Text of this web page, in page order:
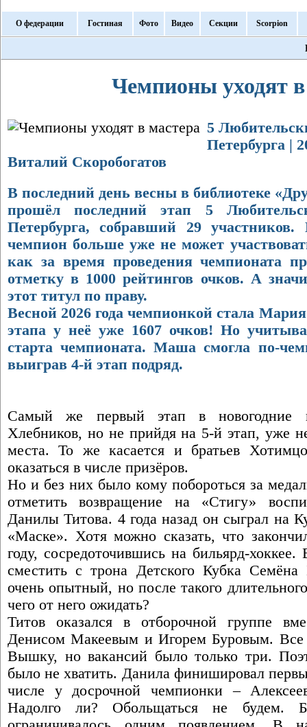
О федерации Гостиная Фото Видео Секции Scorpion
Чемпионы уходят
5
Петербурга |
Виталий Скоробогатов
В последний день весны в библиотеке
прошёл последний этап 5
Петербурга, собравший 29
чемпион больше уже не может
как за время проведения чемпионата
отметку в 1000 рейтингов очков. А
этот титул по праву.
Весной 2026 года чемпионкой стала
этапа у неё уже 1607 очков! Но
старта чемпионата. Маша смогла по-
выиграв 4-й этап подряд.
Самый же первый этап в новогодние
Хлебников, но не прийдя на 5-й этап, уже
места. То же касается и братьев
оказаться в числе призёров.
Но и без них было кому побороться за
отметить возвращение на «Стигу»
Данилы Титова. 4 года назад он сыграл на
«Маске». Хотя можно сказать, что
году, сосредоточившись на бильярд-
сместить с трона Детского Кубка
очень опытный, но после такого
чего от него ожидать?
Титов оказался в отборочной группе
Денисом Макеевым и Игорем Буровым. Все
Вышку, но вакансий было только три.
было не хватить. Данила финишировал
числе у досрочной чемпионки –
Надолго ли? Обольщаться не будем.